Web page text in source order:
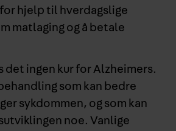
hjelp til hverdagslige
matlaging og å betale
det ingen kur for Alzheimers.
som kan bedre
sykdommen, og som kan
noe. Vanlige